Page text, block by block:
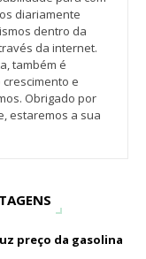
diariamente
dentro da
da internet.
também é
e
Obrigado por
estaremos a sua
preço da gasolina